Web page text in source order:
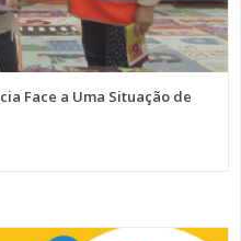
Face a Uma Situação de